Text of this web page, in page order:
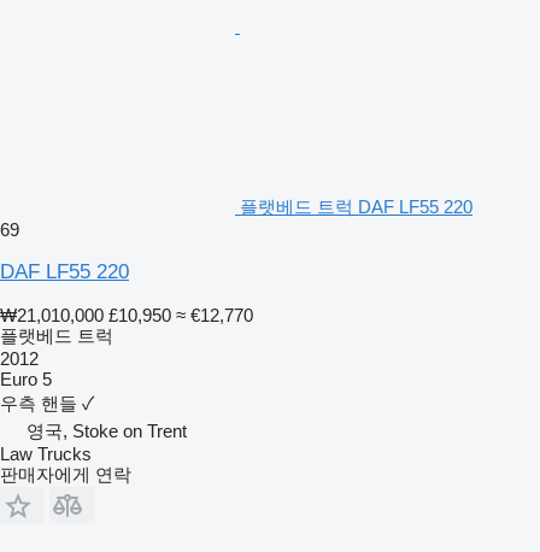
플랫베드 트럭 DAF LF55 220
69
DAF LF55 220
₩21,010,000 £10,950 ≈ €12,770
플랫베드 트럭
2012
Euro 5
우측 핸들 ✓
영국, Stoke on Trent
Law Trucks
판매자에게 연락